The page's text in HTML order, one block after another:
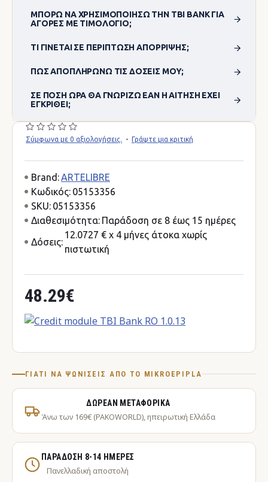
ΜΠΟΡΏ ΝΑ ΧΡΗΣΙΜΟΠΟΊΗΣΩ ΤΗΝ TBI BANK ΓΙΑ
ΑΓΟΡΈΣ ΜΕ ΤΙΜΟΛΌΓΙΟ;
ΤΙ ΓΊΝΕΤΑΙ ΣΕ ΠΕΡΊΠΤΩΣΗ ΑΠΌΡΡΙΨΗΣ;
ΠΏΣ ΑΠΟΠΛΗΡΏΝΩ ΤΙΣ ΔΌΣΕΙΣ ΜΟΥ;
ΣΕ ΠΌΣΗ ΏΡΑ ΘΑ ΓΝΩΡΊΖΩ ΕΆΝ Η ΑΊΤΗΣΗ ΈΧΕΙ
ΕΓΚΡΙΘΕΊ;
Σύμφωνα με 0 αξιολογήσεις. - Γράψτε μια κριτική
48.29€
Brand:ARTELIBRE
Κωδικός: 05153356
SKU: 05153356
Διαθεσιμότητα: Παράδοση σε 8 έως 15 ημέρες
Δόσεις:
12.0727 € x 4 μήνες άτοκα χωρίς
πιστωτική
ΓΙΑΤΊ ΝΑ ΨΩΝΊΣΕΙΣ ΑΠΌ ΤΟ MIKROEPIPLA
ΔΩΡΕΆΝ ΜΕΤΑΦΟΡΙΚΆ
Άνω των 169€ (PAKOWORLD), ηπειρωτική Ελλάδα
ΠΑΡΆΔΟΣΗ 8-14 ΗΜΈΡΕΣ
Πανελλαδική αποστολή